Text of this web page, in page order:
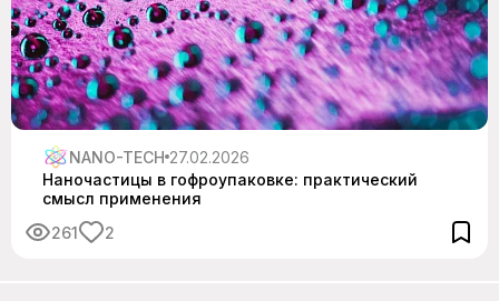
NANO-TECH 27.02.2026
Наночастицы в гофроупаковке: практический
смысл применения
261
2